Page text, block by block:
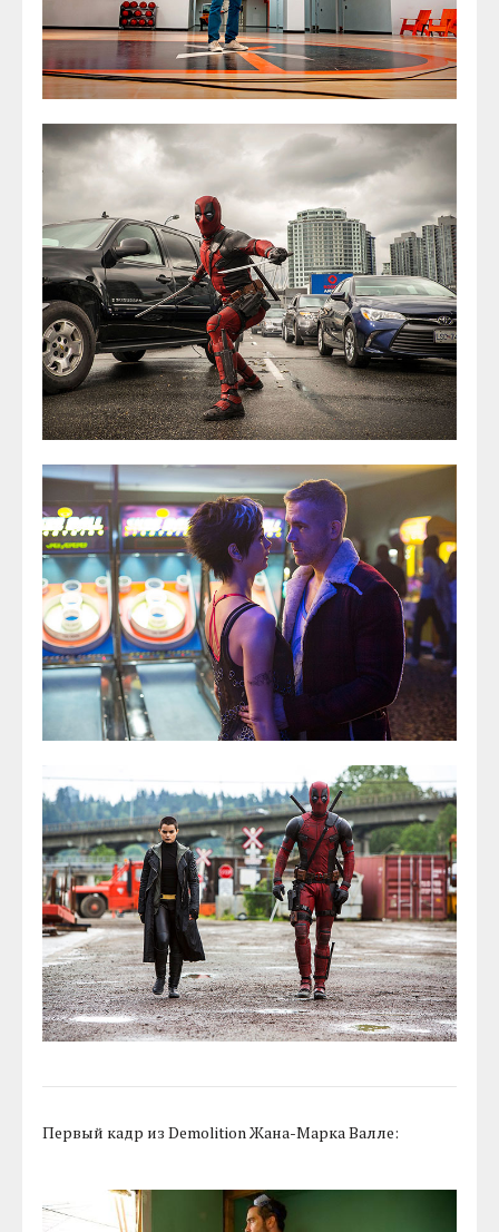
Первый кадр из Demolition Жана-Марка Валле: